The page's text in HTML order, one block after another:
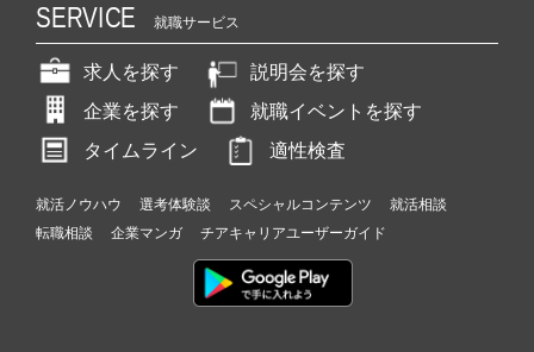
SERVICE 就職サービス
求人を探す
説明会を探す
企業を探す
就職イベントを探す
タイムライン
適性検査
就活ノウハウ 選考体験談 スペシャルコンテンツ
就活相談
転職相談
企業マンガ チアキャリアユーザーガイド